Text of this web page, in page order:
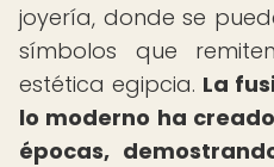
joyería, donde se
símbolos que
estética egipcia. La
lo moderno ha
épocas,